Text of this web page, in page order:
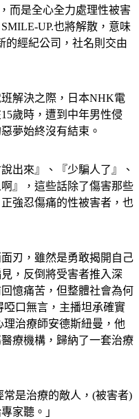
UP.也將解散，意味
的經紀公司，社名則交由
歲時，遭到中年男性侵
夢始終沒有結束。
』，這些話除了傷害那些
強忍傷痛的性被害者，也
，反倒將受害者推入深
憶痛苦，但整體社會為何
口無言，主播坦承確實
治療師安德斯紐曼，他
療機構，歸納了一套治療
家聽。」